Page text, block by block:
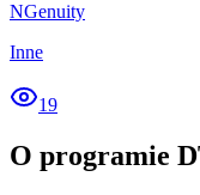
NGenuity
Inne
19
O programie